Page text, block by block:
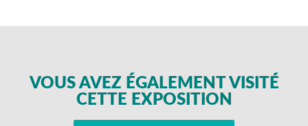
VOUS AVEZ ÉGALEMENT VISITÉ
CETTE EXPOSITION